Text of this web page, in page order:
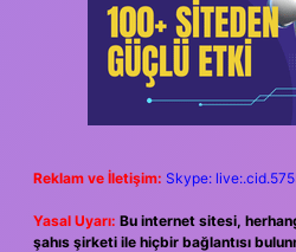
Reklam ve İletişim: Skype:
Yasal Uyarı: Bu internet sitesi,
şahıs şirketi ile hiçbir bağlantısı